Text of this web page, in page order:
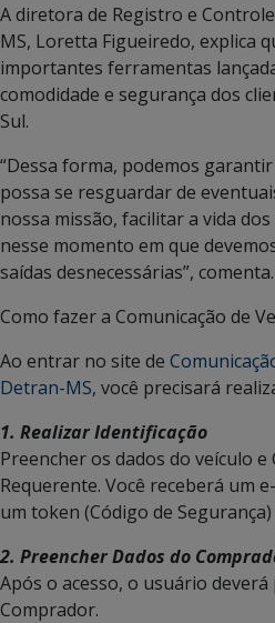
A diretora de Registro e
MS, Loretta Figueiredo, explica
importantes ferramentas
comodidade e segurança dos
Sul.
“Dessa forma, podemos
possa se resguardar de
nossa missão, facilitar a vida
nesse momento em que
saídas desnecessárias”, comenta.
Como fazer a Comunicação de
Ao entrar no site de
Detran-MS, você precisará
1. Realizar Identificação
Preencher os dados do veículo e
Requerente. Você receberá um
um token (Código de
2. Preencher Dados do
Após o acesso, o usuário
Comprador.